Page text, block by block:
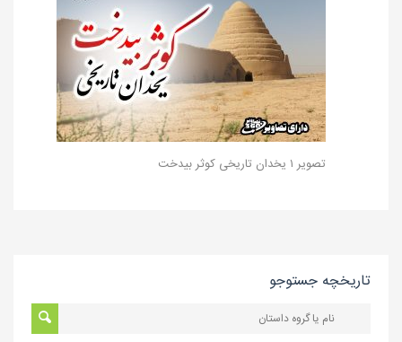
تصویر ۱ یخدان تاریخی کوثر بیدخت
تاریخچه جستوجو